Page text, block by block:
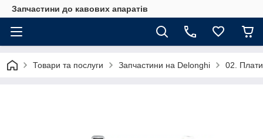
Запчастини до кавових апаратів
Товари та послуги Запчастини на Delonghi 02. Плати